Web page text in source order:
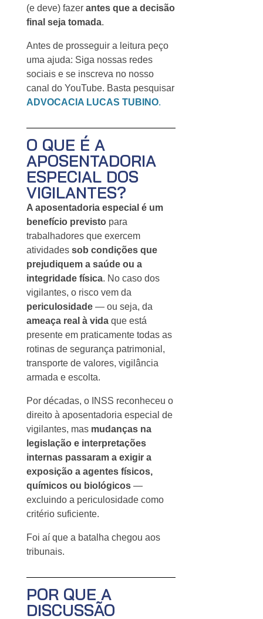
(e deve) fazer antes que a decisão
final seja tomada.
Antes de prosseguir a leitura peço
uma ajuda: Siga nossas redes
sociais e se inscreva no nosso
canal do YouTube. Basta pesquisar
ADVOCACIA LUCAS TUBINO.
O QUE É A
APOSENTADORIA
ESPECIAL DOS
VIGILANTES?
A aposentadoria especial é um
benefício previsto para
trabalhadores que exercem
atividades sob condições que
prejudiquem a saúde ou a
integridade física. No caso dos
vigilantes, o risco vem da
periculosidade — ou seja, da
ameaça real à vida que está
presente em praticamente todas as
rotinas de segurança patrimonial,
transporte de valores, vigilância
armada e escolta.
Por décadas, o INSS reconheceu o
direito à aposentadoria especial de
vigilantes, mas mudanças na
legislação e interpretações
internas passaram a exigir a
exposição a agentes físicos,
químicos ou biológicos —
excluindo a periculosidade como
critério suficiente.
Foi aí que a batalha chegou aos
tribunais.
POR QUE A
DISCUSSÃO